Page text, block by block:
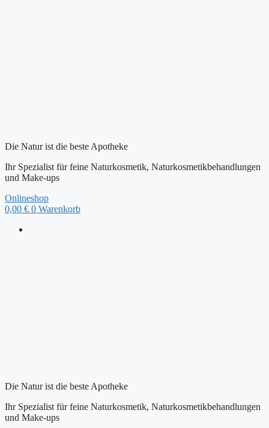
Die Natur ist die beste Apotheke
Ihr Spezialist für feine Naturkosmetik, Naturkosmetikbehandlungen
und Make-ups
Onlineshop
0,00 € 0 Warenkorb
Die Natur ist die beste Apotheke
Ihr Spezialist für feine Naturkosmetik, Naturkosmetikbehandlungen
und Make-ups